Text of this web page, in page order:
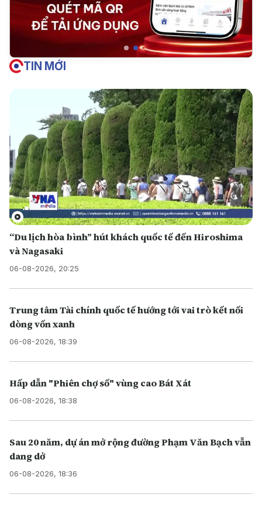
TIN MỚI
“Du lịch hòa bình” hút khách quốc tế đến Hiroshima
và Nagasaki
06-08-2026, 20:25
Trung tâm Tài chính quốc tế hướng tới vai trò kết nối
dòng vốn xanh
06-08-2026, 18:39
Hấp dẫn "Phiên chợ số" vùng cao Bát Xát
06-08-2026, 18:38
Sau 20 năm, dự án mở rộng đường Phạm Văn Bạch vẫn
dang dở
06-08-2026, 18:36